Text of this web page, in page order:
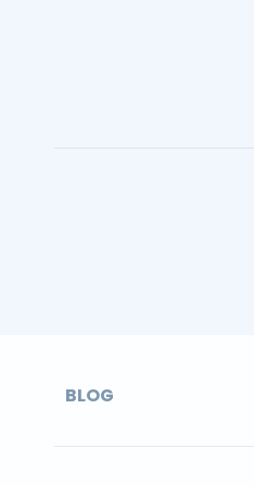
BLOG